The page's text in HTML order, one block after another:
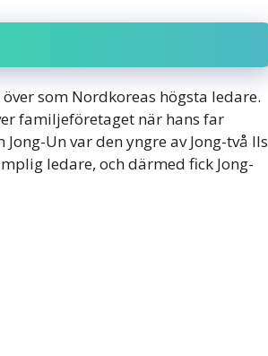
som Nordkoreas högsta ledare.
familjeföretaget när hans far
Un var den yngre av Jong-två Ils
ledare, och därmed fick Jong-